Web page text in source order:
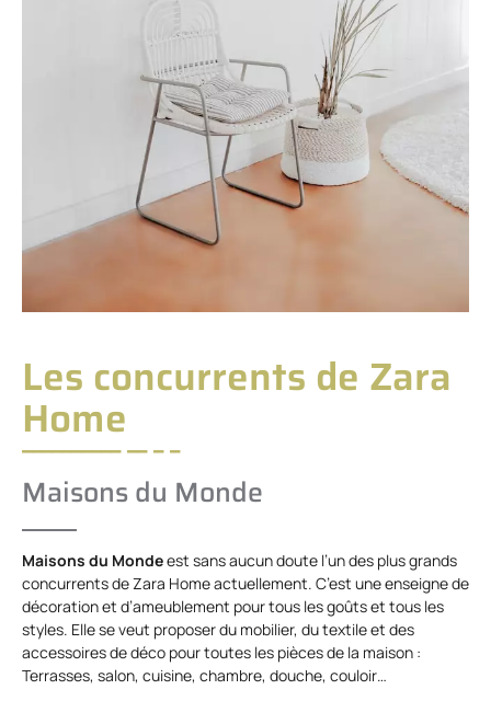
Les concurrents de Zara
Home
Maisons du Monde
Maisons du Mondeest sans aucun doute l’un des plus grands
concurrents de Zara Home actuellement. C’est une enseigne de
décoration et d’ameublement pour tous les goûts et tous les
styles. Elle se veut proposer du mobilier, du textile et des
accessoires de déco pour toutes les pièces de la maison :
Terrasses, salon, cuisine, chambre, douche, couloir…